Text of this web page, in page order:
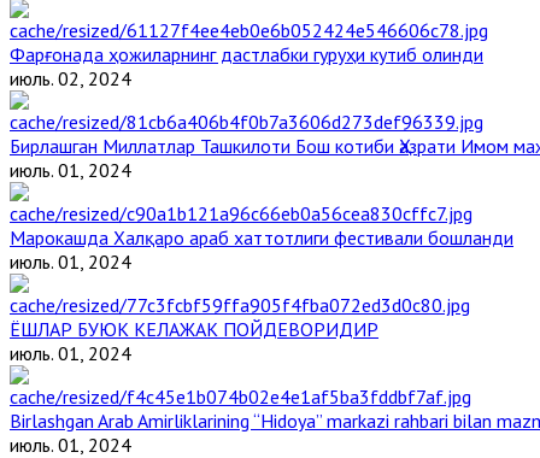
Фарғонада ҳожиларнинг дастлабки гуруҳи кутиб олинди
июль. 02, 2024
Бирлашган Миллатлар Ташкилоти Бош котиби Ҳазрати Имом
июль. 01, 2024
Марокашда Халқаро араб хаттотлиги фестивали бошланди
июль. 01, 2024
ЁШЛАР БУЮК КЕЛАЖАК ПОЙДЕВОРИДИР
июль. 01, 2024
Birlashgan Arab Amirliklarining “Hidoya” markazi rahbari bilan
июль. 01, 2024